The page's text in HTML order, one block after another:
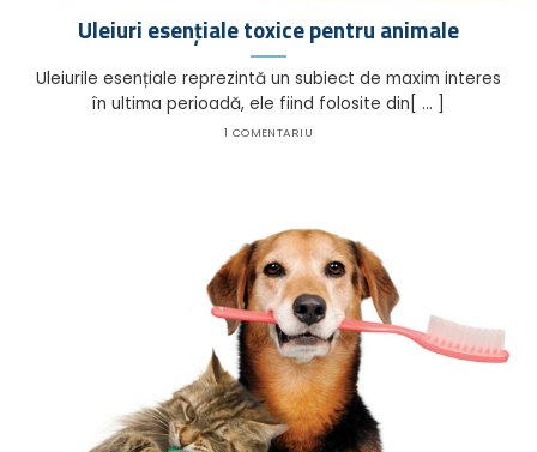
Uleiuri esențiale toxice pentru animale
Uleiurile esențiale reprezintă un subiect de maxim interes
în ultima perioadă, ele fiind folosite din[ ... ]
1 COMENTARIU